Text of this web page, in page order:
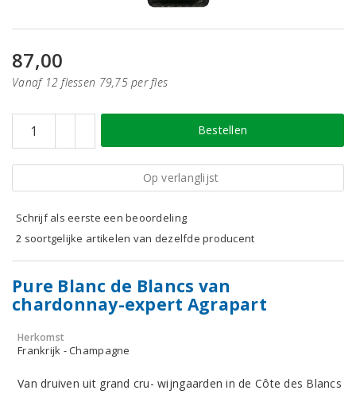
87,00
Vanaf 12 flessen 79,75 per fles
Bestellen
Op verlanglijst
Schrijf als eerste een beoordeling
2 soortgelijke artikelen van dezelfde producent
Pure Blanc de Blancs van
chardonnay-expert Agrapart
Herkomst
Frankrijk - Champagne
Van druiven uit grand cru- wijngaarden in de Côte des Blancs